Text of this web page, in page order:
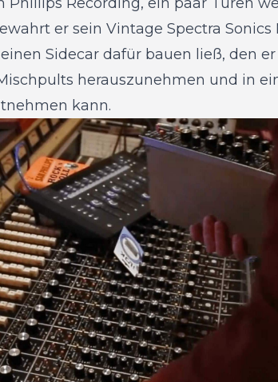
er sein Vintage Spectra Sonics
Sidecar dafür bauen ließ, den
herauszunehmen und in
kann.